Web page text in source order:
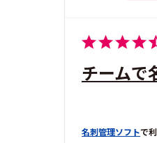
チームで
名刺管理ソフトで